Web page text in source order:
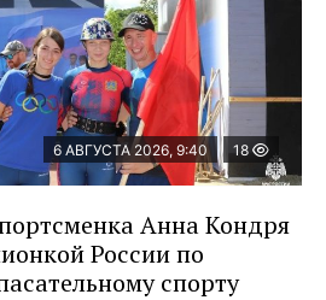
6 АВГУСТА 2026, 9:40 18
Анна Кондря
России по
спорту